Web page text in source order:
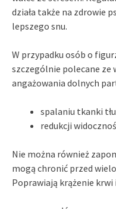
działa także na zdrowie
lepszego snu.
W przypadku osób o
szczególnie polecane ze
angażowania dolnych
spalaniu tkanki
redukcji
Nie można również
mogą chronić przed
Poprawiają krążenie